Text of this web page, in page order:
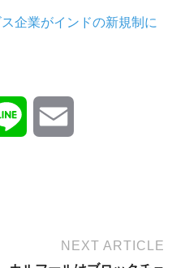
企業がインドの新規制に
i
NEXT ARTICLE